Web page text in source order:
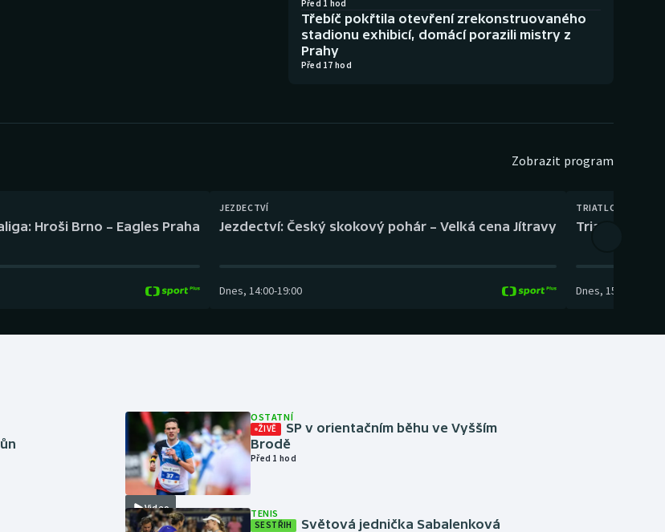
Parasport Volejbal
Před 1 hod
Třebíč pokřtila otevření zrekonstruovaného
stadionu exhibicí, domácí porazili mistry z
Prahy
Před 17 hod
Zobrazit program
Hroši Brno – Eagles Praha
JEZDECTVÍ
Jezdectví: Český skokový pohár – Velká cena Jítravy
Dnes, 14:00-19:00
TRIATLON
Triatlon:
Dnes, 15:00
Video
OSTATNÍ
ŽIVĚ
SP v orientačním běhu ve Vyšším
Brodě
Před 1 hod
TENIS
SESTŘIH
Světová jednička Sabalenková